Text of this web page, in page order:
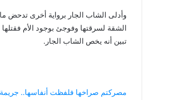
وأدلى الشاب الجار برواية أخرى تدحض
الشقة لسرقتها وفوجئ بوجود الأم
تبين أنه يخص الشاب الجار.
مصركتم صراخها فلفظت أنفاسها..